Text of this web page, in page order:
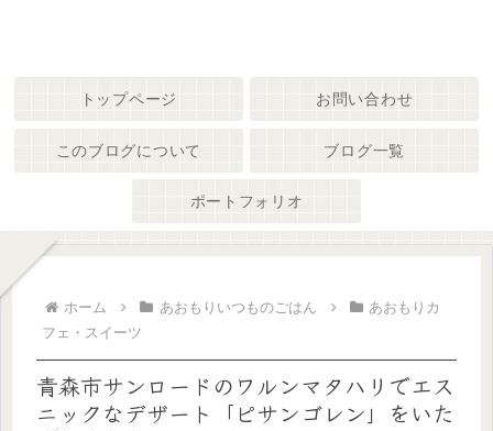
トップページ お問い合わせ
このブログについて ブログ一覧
ポートフォリオ
ホーム あおもりいつものごはん
あおもりカ
フェ・スイーツ
青森市サンロードのワルンマタハリでエス
ニックなデザート「ピサンゴレン」をいた